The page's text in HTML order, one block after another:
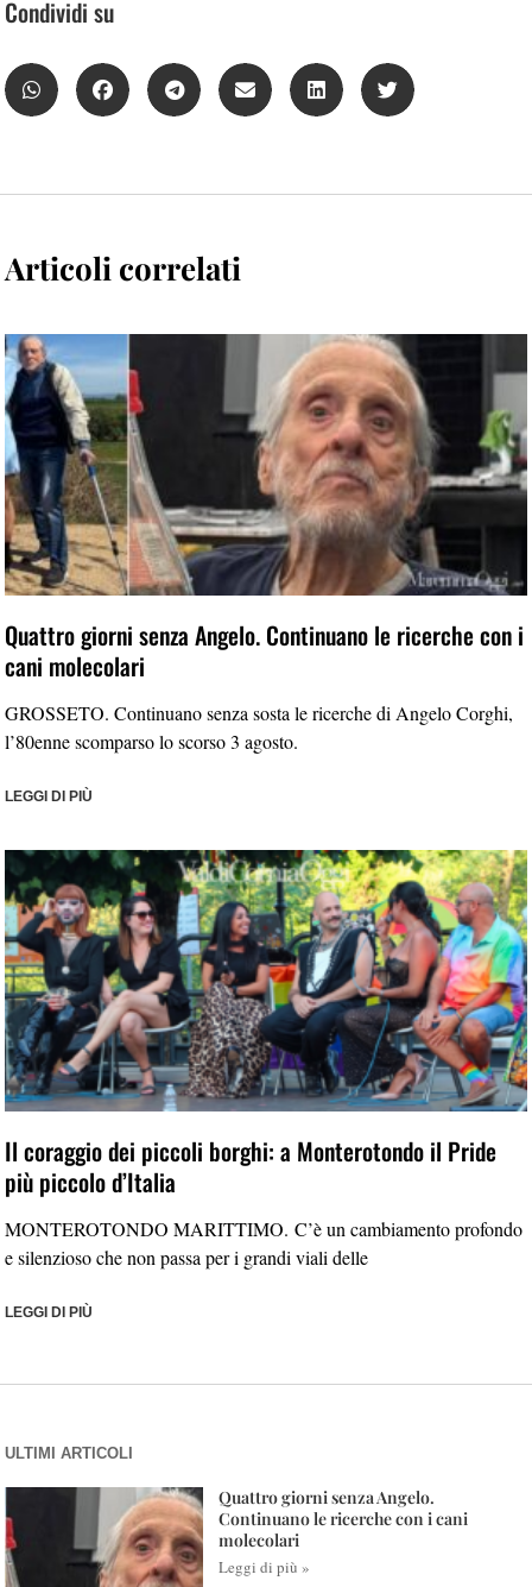
Condividi su
Articoli correlati
Quattro giorni senza Angelo. Continuano le ricerche con i
cani molecolari
GROSSETO. Continuano senza sosta le ricerche di Angelo Corghi,
l’80enne scomparso lo scorso 3 agosto.
LEGGI DI PIÙ
Il coraggio dei piccoli borghi: a Monterotondo il Pride
più piccolo d’Italia
MONTEROTONDO MARITTIMO. C’è un cambiamento profondo
e silenzioso che non passa per i grandi viali delle
LEGGI DI PIÙ
ULTIMI ARTICOLI
Quattro giorni senza Angelo.
Continuano le ricerche con i cani
molecolari
Leggi di più »